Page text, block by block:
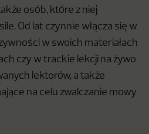
osób, które z niej
Od lat czynnie włącza się w
w swoich materiałach
czy w trackie lekcji na żywo
lektorów, a także
na celu zwalczanie mowy